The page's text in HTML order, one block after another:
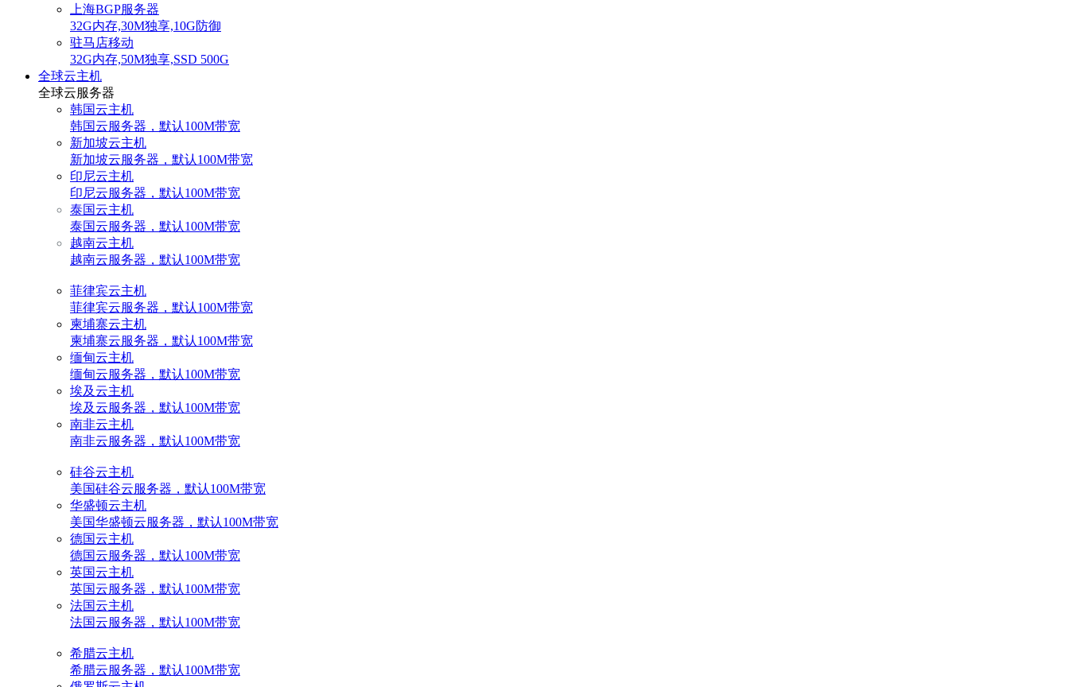
上海BGP服务器
32G内存,30M独享,10G防御
驻马店移动
32G内存,50M独享,SSD 500G
全球云主机
全球云服务器
韩国云主机
韩国云服务器，默认100M带宽
新加坡云主机
新加坡云服务器，默认100M带宽
印尼云主机
印尼云服务器，默认100M带宽
泰国云主机
泰国云服务器，默认100M带宽
越南云主机
越南云服务器，默认100M带宽
菲律宾云主机
菲律宾云服务器，默认100M带宽
柬埔寨云主机
柬埔寨云服务器，默认100M带宽
缅甸云主机
缅甸云服务器，默认100M带宽
埃及云主机
埃及云服务器，默认100M带宽
南非云主机
南非云服务器，默认100M带宽
硅谷云主机
美国硅谷云服务器，默认100M带宽
华盛顿云主机
美国华盛顿云服务器，默认100M带宽
德国云主机
德国云服务器，默认100M带宽
英国云主机
英国云服务器，默认100M带宽
法国云主机
法国云服务器，默认100M带宽
希腊云主机
希腊云服务器，默认100M带宽